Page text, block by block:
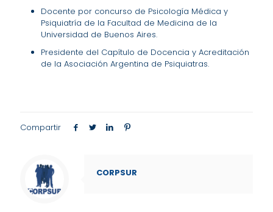
Docente por concurso de Psicología Médica y
Psiquiatría de la Facultad de Medicina de la
Universidad de Buenos Aires.
Presidente del Capítulo de Docencia y Acreditación
de la Asociación Argentina de Psiquiatras.
Compartir
CORPSUR